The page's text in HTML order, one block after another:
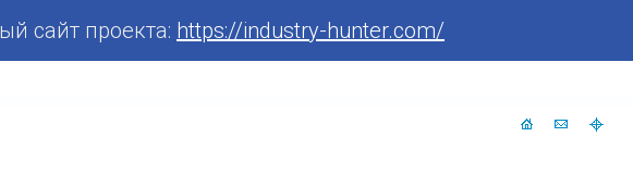
сайт проекта: https://industry-hunter.com/